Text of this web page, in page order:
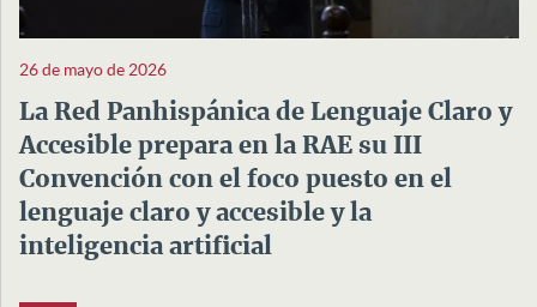
26 de mayo de 2026
La Red Panhispánica de Lenguaje Claro y
Accesible prepara en la RAE su III
Convención con el foco puesto en el
lenguaje claro y accesible y la
inteligencia artificial